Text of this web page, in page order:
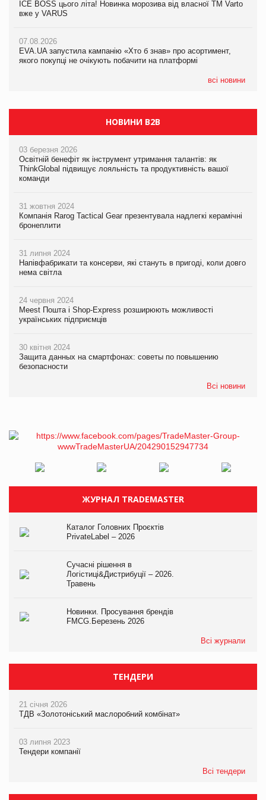
ICE BOSS цього літа! Новинка морозива від власної ТМ Varto
вже у VARUS
07.08.2026
EVA.UA запустила кампанію «Хто б знав» про асортимент,
якого покупці не очікують побачити на платформі
всі новини
ICE BOSS цього літа! Новинка морозива від власної ТМ Varto
вже у VARUS
07.08.2026
EVA.UA запустила кампанію «Хто б знав» про асортимент,
якого покупці не очікують побачити на платформі
НОВИНИ B2B
03 березня 2026
Освітній бенефіт як інструмент утримання талантів: як
ThinkGlobal підвищує лояльність та продуктивність вашої
команди
31 жовтня 2024
Компанія Rarog Tactical Gear презентувала надлегкі керамічні
бронеплити
31 липня 2024
Напівфабрикати та консерви, які стануть в пригоді, коли довго
нема світла
24 червня 2024
Meest Пошта і Shop-Express розширюють можливості
українських підприємців
30 квітня 2024
Защита данных на смартфонах: советы по повышению
безопасности
Всі новини
ЖУРНАЛ TRADEMASTER
Каталог Головних Проєктів
PrivateLabel – 2026
Сучасні рішення в
Логістиці&Дистрибуції – 2026.
Травень
Новинки. Просування брендів
FMCG.Березень 2026
Всі журнали
ТЕНДЕРИ
21 січня 2026
ТДВ «Золотоніський маслоробний комбінат»
03 липня 2023
Тендери компанії
Всі тендери